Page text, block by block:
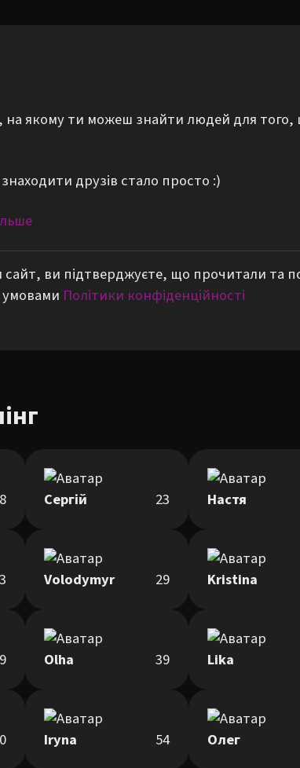
на якому ти можеш знайти людей для
друзів стало просто :)
ви підтверджуєте, що прочитали та
умовами Політики конфіденційності
Сергій 23 Настя
Volodymyr 29 Kristina
Olha 39 Lika
Iryna 54 Олег